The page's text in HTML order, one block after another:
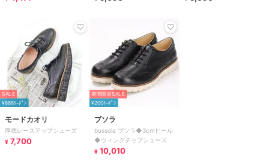
SALE
¥888ｸｰﾎﾟﾝ
モードカオリ
厚底レースアップシューズ
¥ 7,700
期間限定SALE
¥200ｸｰﾎﾟﾝ
ブソラ
bussola ブソラ◆3cmヒール
◆ウィングチップシューズ
¥ 10,010